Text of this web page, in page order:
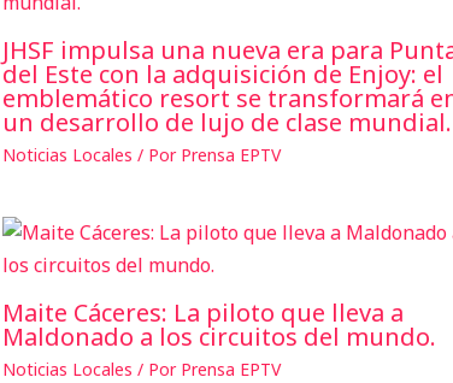
JHSF impulsa una nueva era para
del Este con la adquisición de Enjoy: el
emblemático resort se transformará
un desarrollo de lujo de clase mundial.
Noticias Locales / Por Prensa EPTV
Maite Cáceres: La piloto que lleva a
Maldonado a los circuitos del mundo.
Noticias Locales / Por Prensa EPTV